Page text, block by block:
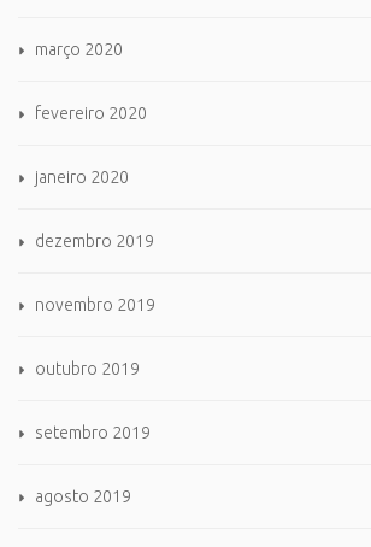
março 2020
fevereiro 2020
janeiro 2020
dezembro 2019
novembro 2019
outubro 2019
setembro 2019
agosto 2019